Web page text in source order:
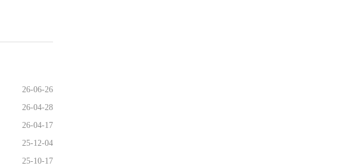
26-06-26
26-04-28
26-04-17
25-12-04
25-10-17